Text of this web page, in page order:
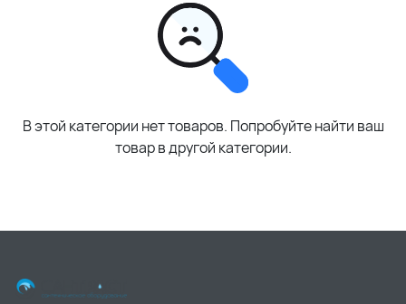
В этой категории нет товаров. Попробуйте найти ваш
товар в другой категории.